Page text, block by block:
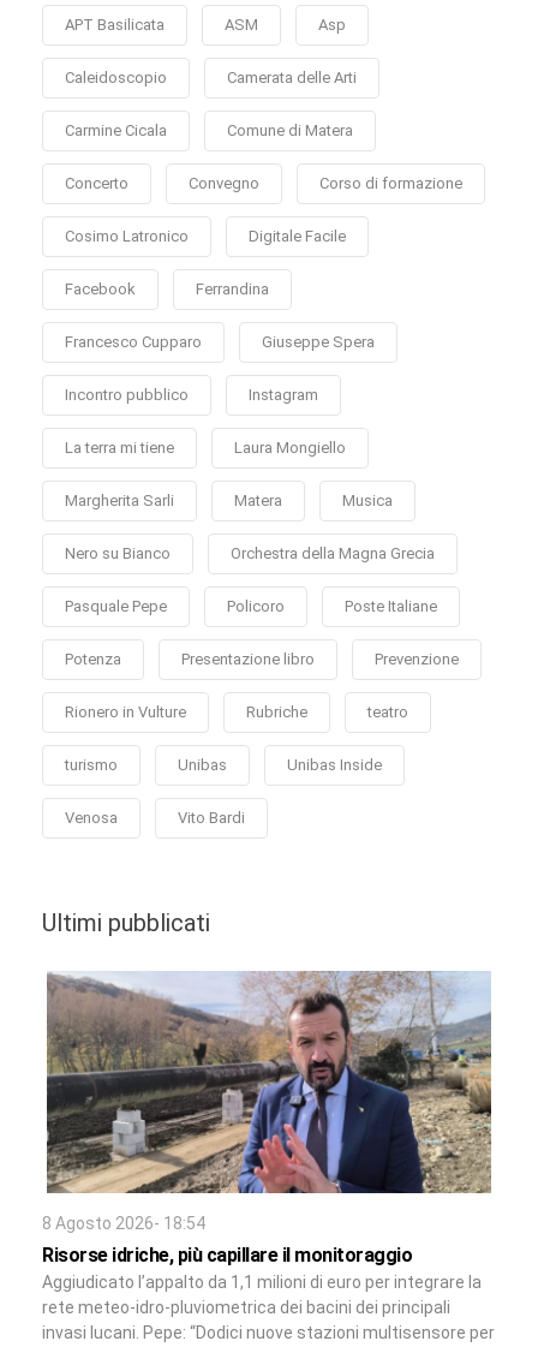
APT Basilicata ASM Asp
Caleidoscopio Camerata delle Arti
Carmine Cicala Comune di Matera
Concerto Convegno Corso di formazione
Cosimo Latronico Digitale Facile
Facebook Ferrandina
Francesco Cupparo Giuseppe Spera
Incontro pubblico Instagram
La terra mi tiene Laura Mongiello
Margherita Sarli Matera Musica
Nero su Bianco Orchestra della Magna Grecia
Pasquale Pepe Policoro Poste Italiane
Potenza Presentazione libro Prevenzione
Rionero in Vulture Rubriche teatro
turismo Unibas Unibas Inside
Venosa Vito Bardi
Ultimi pubblicati
8 Agosto 2026- 18:54
Risorse idriche, più capillare il monitoraggio
Aggiudicato l’appalto da 1,1 milioni di euro per integrare la
rete meteo-idro-pluviometrica dei bacini dei principali
invasi lucani. Pepe: “Dodici nuove stazioni multisensore per